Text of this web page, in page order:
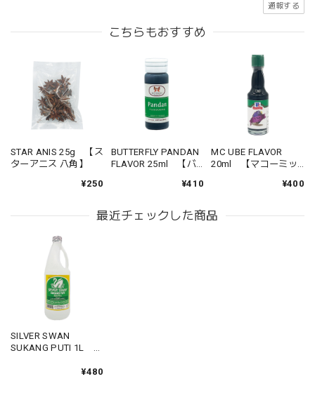
通報する
こちらもおすすめ
STAR ANIS 25g 【ス
ターアニス 八角】
¥250
BUTTERFLY PANDAN
FLAVOR 25ml 【バ
¥410
MC UBE FLAVOR
20ml 【マコーミッ
¥400
最近チェックした商品
SILVER SWAN
SUKANG PUTI 1L
¥480